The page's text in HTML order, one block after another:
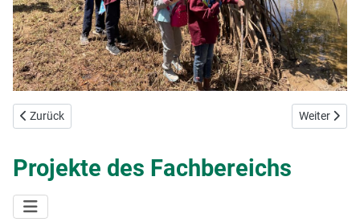
Vorheriger Beitrag: Aufforstung geht weiter 2023!
Zurück Nächster
Weiter
Projekte des Fachbereichs